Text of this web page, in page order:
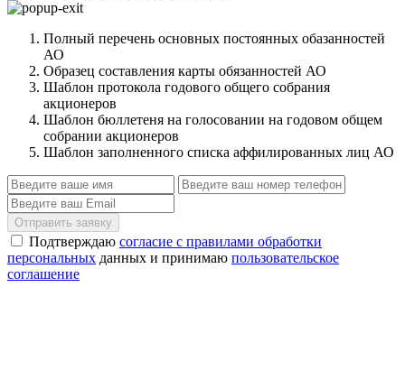
Полный перечень основных постоянных обазанностей
АО
Образец составления карты обязанностей АО
Шаблон протокола годового общего собрания
акционеров
Шаблон бюллетеня на голосовании на годовом общем
собрании акционеров
Шаблон заполненного списка аффилированных лиц АО
Отправить заявку
Подтверждаю согласие с правилами обработки
персональных данных и принимаю пользовательское
соглашение